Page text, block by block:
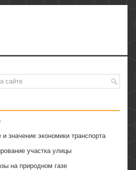
и значение экономики транспорта
участка улицы
на природном газе